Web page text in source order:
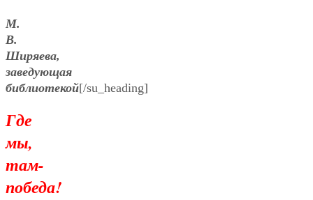
М.
В.
Ширяева,
заведующая
библиотекой[/su_heading]
Где
мы,
там-
победа!